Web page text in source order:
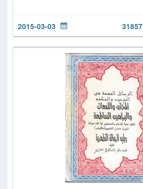
31857
2015-03-03